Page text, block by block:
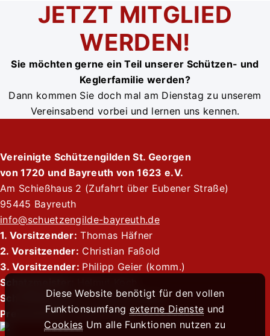
JETZT MITGLIED
WERDEN!
Sie möchten gerne ein Teil unserer Schützen- und
Keglerfamilie werden?
Dann kommen Sie doch mal am Dienstag zu unserem
Vereinsabend vorbei und lernen uns kennen.
Vereinigte Schützengilden St. Georgen
von 1720 und Bayreuth von 1623 e.V.
Am Schießhaus 2 (Zufahrt über Eubener Straße)
95445 Bayreuth
info@schuetzengilde-bayreuth.de
1. Vorsitzender: Thomas Häfner
2. Vorsitzender: Christian Faßold
3. Vorsitzender: Philipp Geier (komm.)
Schatzmeister:
Schriftführerin:Dr. Verena Faßold
Pressewartin:Sophie Pape
Diese Website benötigt für den vollen
Funktionsumfang externe Dienste und
Cookies Um alle Funktionen nutzen zu